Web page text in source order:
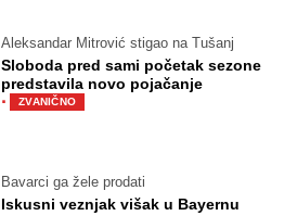
Aleksandar Mitrović stigao na Tušanj
Sloboda pred sami početak sezone
predstavila novo pojačanje
· ZVANIČNO
Bavarci ga žele prodati
Iskusni veznjak višak u Bayernu